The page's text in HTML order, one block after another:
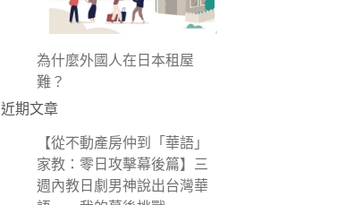
為什麼外國人在日本租屋
難？
近期文章
【從不動產房仲到「華語」
家教：零日攻擊幕後篇】三
週內教日劇男神說出台灣華